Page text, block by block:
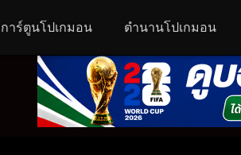
การ์ตูนโปเกมอน ตำนานโปเกมอน